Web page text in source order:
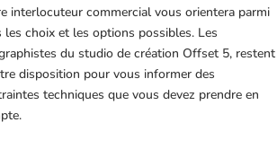
interlocuteur commercial vous orientera parmi
les choix et les options possibles. Les
du studio de création Offset 5, restent
disposition pour vous informer des
techniques que vous devez prendre en